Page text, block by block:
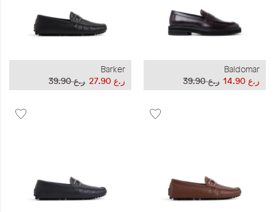
Baldomar
ر.ع 39.90
ر.ع 14.90
Barker
ر.ع 39.90
ر.ع 27.90